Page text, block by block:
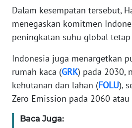
Dalam kesempatan tersebut,
menegaskan komitmen
peningkatan suhu global tetap
Indonesia juga menargetkan
rumah kaca (GRK) pada 2030,
kehutanan dan lahan (FOLU),
Zero Emission pada 2060
Baca Juga:
DISCLAIMER
News
WN
SUMUT
JAKARTA